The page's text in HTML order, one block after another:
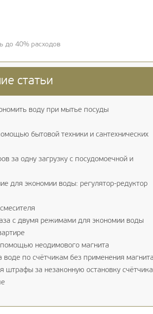
до 40% расходов
статьи
воду при мытье посуды
бытовой техники и сантехнических
за одну загрузку с посудомоечной и
для экономии воды: регулятор-редуктор
с двумя режимами для экономии воды
неодимового магнита
по счётчикам без применения магнита
за незаконную остановку счётчика